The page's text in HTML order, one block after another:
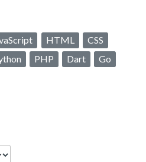
HTML
CSS
PHP Dart
Go